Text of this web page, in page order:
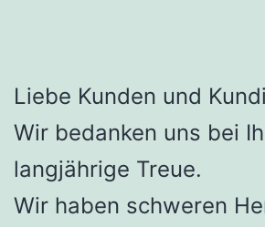
Liebe Kunden und
Wir bedanken uns bei
langjährige Treue.
Wir haben schweren